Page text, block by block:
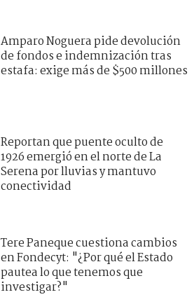
Amparo Noguera pide devolución
de fondos e indemnización tras
estafa: exige más de $500 millones
Reportan que puente oculto de
1926 emergió en el norte de La
Serena por lluvias y mantuvo
conectividad
Tere Paneque cuestiona cambios
en Fondecyt: "¿Por qué el Estado
pautea lo que tenemos que
investigar?"